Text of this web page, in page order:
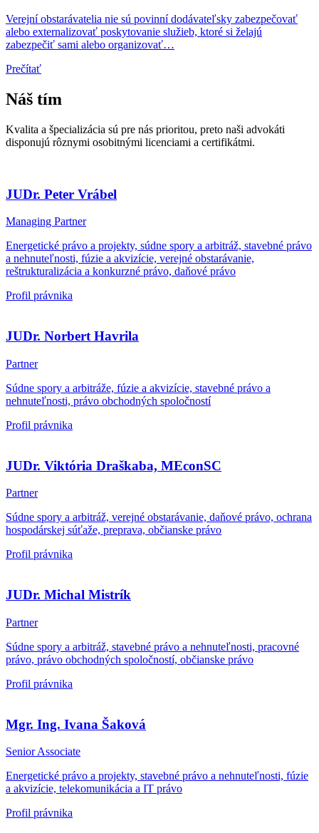
Verejní obstarávatelia nie sú povinní dodávateľsky zabezpečovať
alebo externalizovať poskytovanie služieb, ktoré si želajú
zabezpečiť sami alebo organizovať…
Prečítať
Náš tím
Kvalita a špecializácia sú pre nás prioritou, preto naši advokáti
disponujú rôznymi osobitnými licenciami a certifikátmi.
JUDr. Peter Vrábel
Managing Partner
Energetické právo a projekty, súdne spory a arbitráž, stavebné právo
a nehnuteľnosti, fúzie a akvizície, verejné obstarávanie,
reštrukturalizácia a konkurzné právo, daňové právo
Profil právnika
JUDr. Norbert Havrila
Partner
Súdne spory a arbitráže, fúzie a akvizície, stavebné právo a
nehnuteľnosti, právo obchodných spoločností
Profil právnika
JUDr. Viktória Draškaba, MEconSC
Partner
Súdne spory a arbitráž, verejné obstarávanie, daňové právo, ochrana
hospodárskej súťaže, preprava, občianske právo
Profil právnika
JUDr. Michal Mistrík
Partner
Súdne spory a arbitráž, stavebné právo a nehnuteľnosti, pracovné
právo, právo obchodných spoločností, občianske právo
Profil právnika
Mgr. Ing. Ivana Šaková
Senior Associate
Energetické právo a projekty, stavebné právo a nehnuteľnosti, fúzie
a akvizície, telekomunikácia a IT právo
Profil právnika